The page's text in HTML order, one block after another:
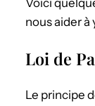
Voici
nous aider à
Loi de
Le principe